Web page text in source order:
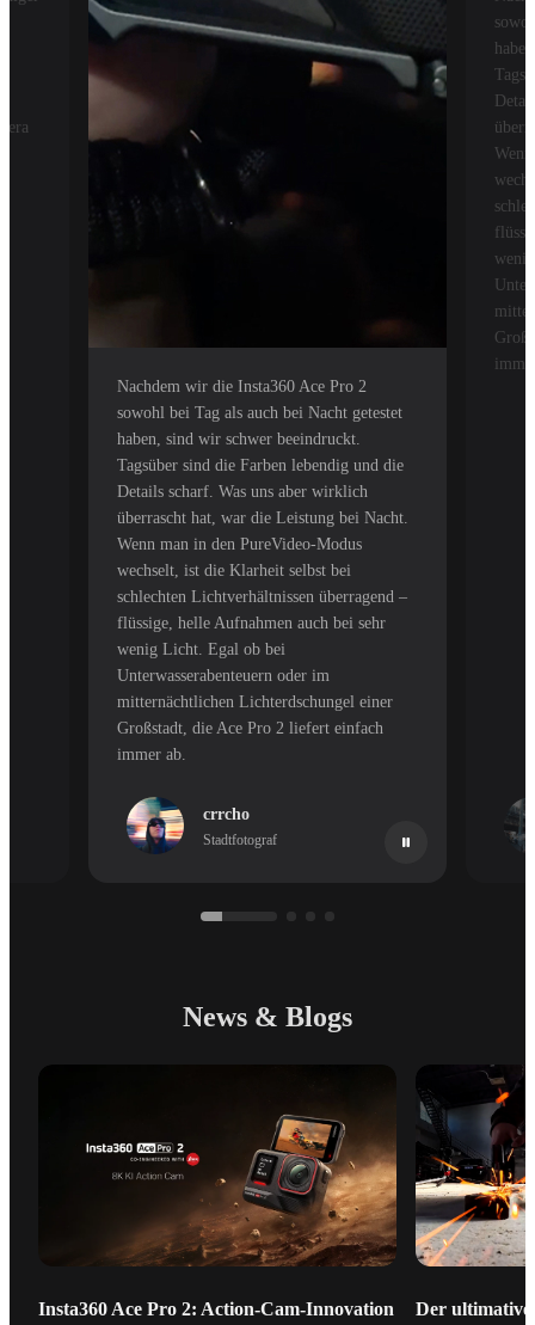
Nachdem wir die Insta360 Ace Pro 2
sowohl bei Tag als auch bei Nacht getestet
haben, sind wir schwer beeindruckt.
Tagsüber sind die Farben lebendig und die
Details scharf. Was uns aber wirklich
überrascht hat, war die Leistung bei Nacht.
Wenn man in den PureVideo-Modus
wechselt, ist die Klarheit selbst bei
schlechten Lichtverhältnissen überragend –
flüssige, helle Aufnahmen auch bei sehr
wenig Licht. Egal ob bei
Unterwasserabenteuern oder im
mitternächtlichen Lichterdschungel einer
Großstadt, die Ace Pro 2 liefert einfach
immer ab.
crrcho
Stadtfotograf
News & Blogs
Insta360 Ace Pro 2: Action-Cam-Innovation
Der ultimative